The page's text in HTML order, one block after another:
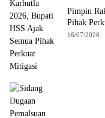
Pimpin
Pihak
16/07/2026